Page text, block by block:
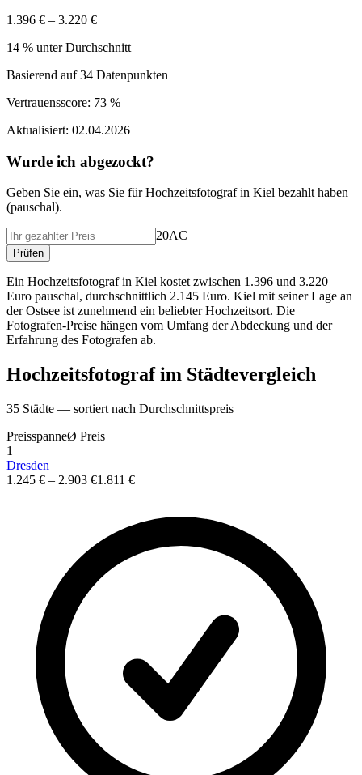
1.396 € – 3.220 €
14 % unter Durchschnitt
Basierend auf34 Datenpunkten
Vertrauensscore: 73 %
Aktualisiert: 02.04.2026
Wurde ich abgezockt?
Geben Sie ein, was Sie fürHochzeitsfotografin Kiel bezahlt haben
(pauschal).
20AC
Prüfen
Ein Hochzeitsfotograf in Kiel kostet zwischen 1.396 und 3.220
Euro pauschal, durchschnittlich 2.145 Euro. Kiel mit seiner Lage an
der Ostsee ist zunehmend ein beliebter Hochzeitsort. Die
Fotografen-Preise hängen vom Umfang der Abdeckung und der
Erfahrung des Fotografen ab.
Hochzeitsfotografim Städtevergleich
35 Städte — sortiert nach Durchschnittspreis
PreisspanneØ Preis
1
Dresden
1.245 € – 2.903 €1.811 €